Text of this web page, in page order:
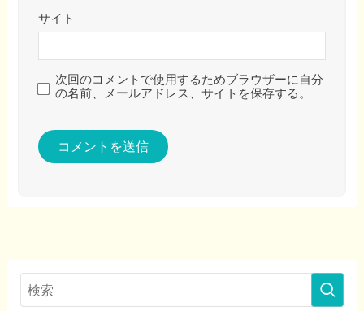
サイト
次回のコメントで使用するためブラウザーに自分
の名前、メールアドレス、サイトを保存する。